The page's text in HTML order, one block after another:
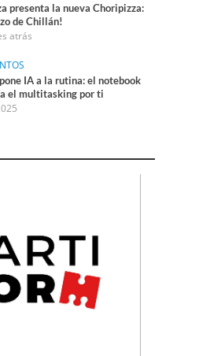
presenta la nueva Choripizza:
de Chillán!
atrás
IA a la rutina: el notebook
el multitasking por ti